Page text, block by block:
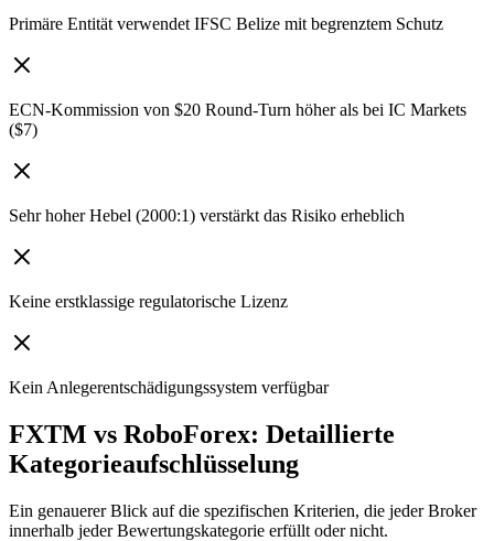
Primäre Entität verwendet IFSC Belize mit begrenztem Schutz
ECN-Kommission von $20 Round-Turn höher als bei IC Markets
($7)
Sehr hoher Hebel (2000:1) verstärkt das Risiko erheblich
Keine erstklassige regulatorische Lizenz
Kein Anlegerentschädigungssystem verfügbar
FXTM vs RoboForex: Detaillierte
Kategorieaufschlüsselung
Ein genauerer Blick auf die spezifischen Kriterien, die jeder Broker
innerhalb jeder Bewertungskategorie erfüllt oder nicht.